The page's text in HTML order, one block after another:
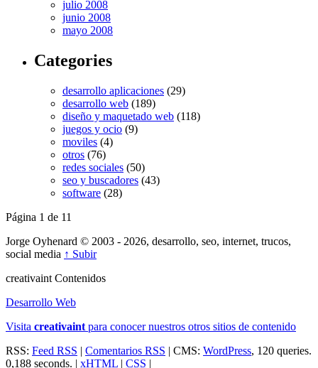
julio 2008
junio 2008
mayo 2008
Categories
desarrollo aplicaciones (29)
desarrollo web (189)
diseño y maquetado web (118)
juegos y ocio (9)
moviles (4)
otros (76)
redes sociales (50)
seo y buscadores (43)
software (28)
Página 1 de 11
Jorge Oyhenard © 2003 - 2026, desarrollo, seo, internet, trucos,
social media ↑ Subir
creativaint Contenidos
Desarrollo Web
Visita creativaint para conocer nuestros otros sitios de contenido
RSS: Feed RSS | Comentarios RSS | CMS: WordPress, 120 queries.
0,188 seconds. | xHTML | CSS |